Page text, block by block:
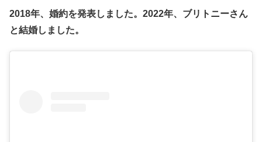
2018年、婚約を発表しました。2022年、ブリトニーさん
と結婚しました。